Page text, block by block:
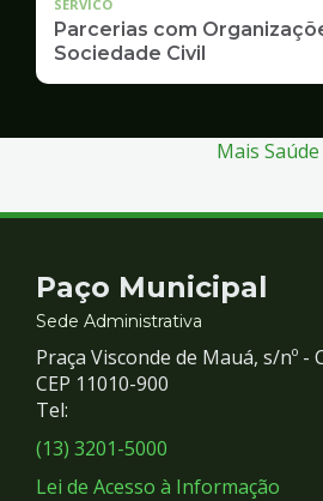
SERVICO
Parcerias com
Sociedade Civil
Mais Saúde
Contato
e
Redes
Sociais
Paço Municipal
Sede Administrativa
Praça Visconde de Mauá, s/nº -
CEP 11010-900
Tel:
(13) 3201-5000
Lei de Acesso à Informação